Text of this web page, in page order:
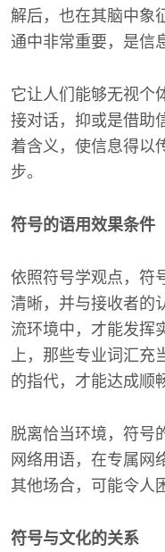
解后，也在其脑中象
通中非常重要，是信
它让人们能够无视个
接对话，抑或是借助
着含义，使信息得以
步。
符号的语用效果条件
依照符号学观点，符
清晰，并与接收者的
流环境中，才能发挥
上，那些专业词汇充
的指代，才能达成顺
脱离恰当环境，符号
网络用语，在专属网
其他场合，可能令人
符号与文化的关系